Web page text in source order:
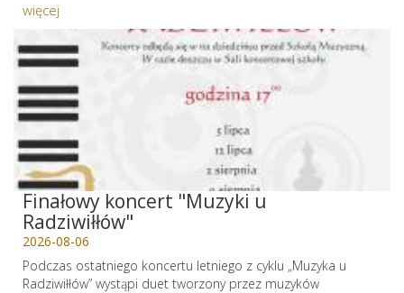
więcej
Finałowy koncert "Muzyki u
Radziwiłłów"
2026-08-06
Podczas ostatniego koncertu letniego z cyklu „Muzyka u
Radziwiłłów” wystąpi duet tworzony przez muzyków